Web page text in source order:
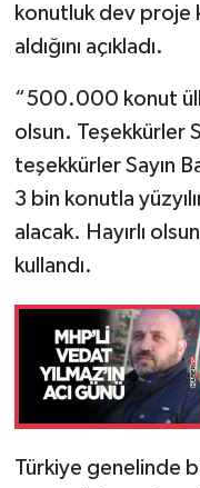
konutluk dev proje
aldığını açıkladı.
“500.000 konut
olsun. Teşekkürler
teşekkürler Sayın
3 bin konutla
alacak. Hayırlı
kullandı.
Türkiye genelinde
Tarihi
Türkiye
Yerel
İletişim
Künye